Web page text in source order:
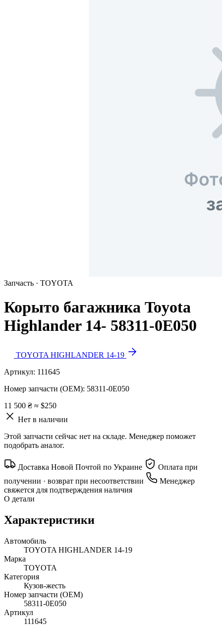
Запчасть · TOYOTA
Корыто багажника Toyota
Highlander 14- 58311-0E050
TOYOTA HIGHLANDER 14-19
Артикул: 111645
Номер запчасти (OEM): 58311-0E050
11 500 ₴ ≈ $250
Нет в наличии
Этой запчасти сейчас нет на складе. Менеджер поможет
подобрать аналог.
Доставка Новой Почтой по Украине
Оплата при
получении · возврат при несоответствии
Менеджер
свяжется для подтверждения наличия
О детали
Характеристики
Автомобиль
TOYOTA HIGHLANDER 14-19
Марка
TOYOTA
Категория
Кузов-жесть
Номер запчасти (OEM)
58311-0E050
Артикул
111645